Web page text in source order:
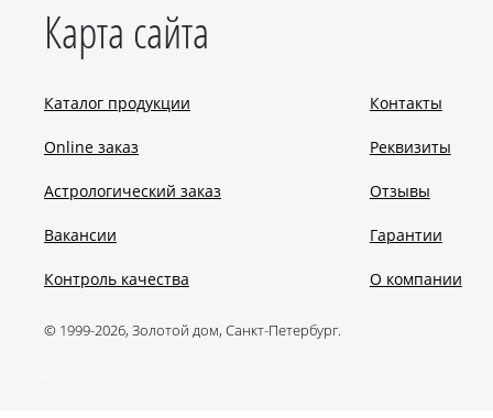
Карта сайта
Каталог продукции
Online заказ
Астрологический заказ
Вакансии
Контроль качества
Контакты
Реквизиты
Отзывы
Гарантии
О компании
© 1999-2026, Золотой дом, Санкт-Петербург.